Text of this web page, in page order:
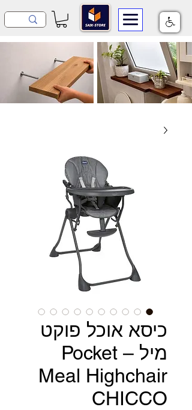
כיסא אוכל פוקט
מיל – Pocket
Meal Highchair
CHICCO